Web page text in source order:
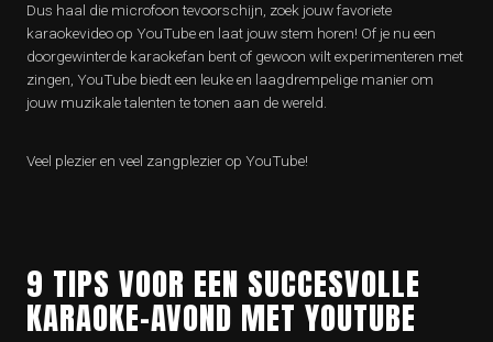
Dus haal die microfoon tevoorschijn, zoek jouw favoriete
karaokevideo op YouTube en laat jouw stem horen! Of je nu een
doorgewinterde karaokefan bent of gewoon wilt experimenteren met
zingen, YouTube biedt een leuke en laagdrempelige manier om
jouw muzikale talenten te tonen aan de wereld.
Veel plezier en veel zangplezier op YouTube!
9 TIPS VOOR EEN SUCCESVOLLE
KARAOKE-AVOND MET YOUTUBE